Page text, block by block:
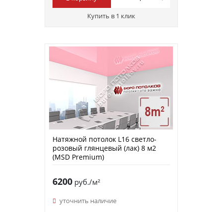
Купить в 1 клик
Натяжной потолок L16 светло-
розовый глянцевый (лак) 8 м2
(MSD Premium)
6200руб./м²
уточнить наличие